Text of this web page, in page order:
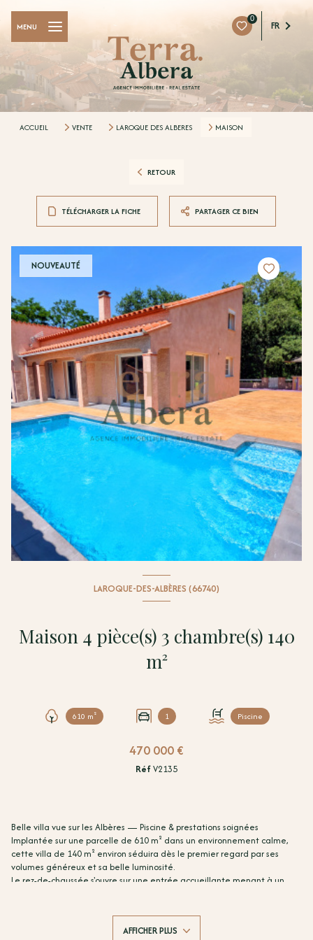
0
FR
MENU
ACCUEIL VENTE LAROQUE DES ALBERES MAISON
RETOUR
TÉLÉCHARGER LA FICHE PARTAGER CE BIEN
NOUVEAUTÉ
LAROQUE-DES-ALBÈRES (66740)
Maison 4 pièce(s) 3 chambre(s) 140
m²
610 m² 1 Piscine
470 000 €
RéfV2135
Belle villa vue sur les Albères — Piscine & prestations soignées
Implantée sur une parcelle de 610 m² dans un environnement calme,
cette villa de 140 m² environ séduira dès le premier regard par ses
volumes généreux et sa belle luminosité.
Le rez-de-chaussée s'ouvre sur une entrée accueillante menant à un
avec douche à l'italienne, un WC séparé et un garage attenant de 15
AFFICHER PLUS